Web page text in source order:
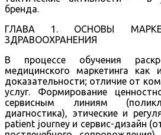
бренда.
ГЛАВА 1. ОСНОВЫ
ЗДРАВООХРАНЕНИЯ
В процессе обучения
медицинского маркетинга как
доказательности; отличие от
услуг. Формирование
сервисным линиям
диагностика), этические и
patient journey и сервис-дизайн